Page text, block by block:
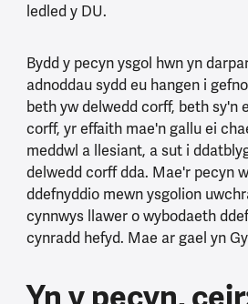
ledled y DU.
Bydd y pecyn ysgol hwn yn
adnoddau sydd eu hangen i
beth yw delwedd corff, beth sy'n
corff, yr effaith mae'n gallu ei
meddwl a llesiant, a sut i
delwedd corff dda. Mae'r pecyn
ddefnyddio mewn ysgolion
cynnwys llawer o wybodaeth
cynradd hefyd. Mae ar gael yn